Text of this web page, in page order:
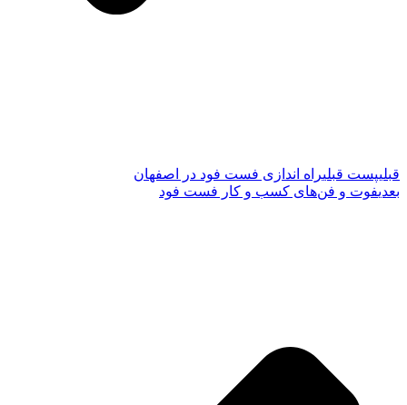
قبلیپست قبلیراه اندازی فست فود در اصفهان
بعدیفوت و فن‌های کسب و کار فست فود